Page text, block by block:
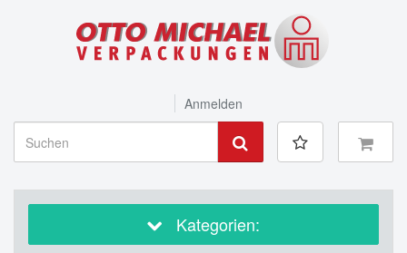
Anmelden
Kategorien: